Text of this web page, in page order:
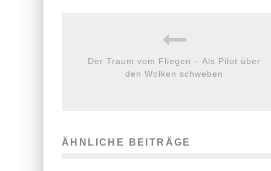
Der Traum vom Fliegen – Als Pilot über
den Wolken schweben
ÄHNLICHE BEITRÄGE